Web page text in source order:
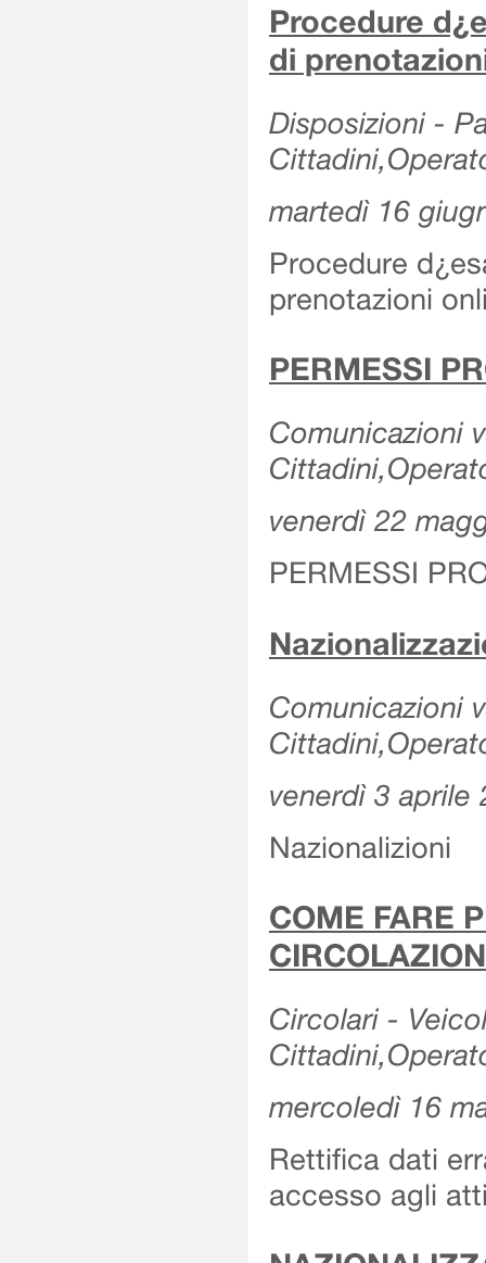
Procedure
di
Disposizioni -
martedì 16
Procedure
prenotazioni
PERMESSI
Comunicazioni
venerdì 22
PERMESSI
Comunicazioni
venerdì 3 aprile
Nazionalizioni
COME FARE
Circolari -
mercoledì 16
Rettifica dati
accesso agli